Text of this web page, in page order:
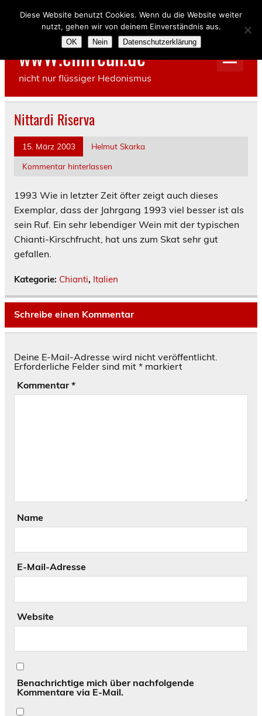
wwW.einfreun.de
nicht nur flüssiger Hedonismus
Nittardi Riserva
15. März 2003
Helmut Skarka
Kommentar hinterlassen
1993 Wie in letzter Zeit öfter zeigt auch dieses
Exemplar, dass der Jahrgang 1993 viel besser ist als
sein Ruf. Ein sehr lebendiger Wein mit der typischen
Chianti-Kirschfrucht, hat uns zum Skat sehr gut
gefallen.
Kategorie: Chianti, Italien
Schreibe einen Kommentar
Deine E-Mail-Adresse wird nicht veröffentlicht.
Erforderliche Felder sind mit * markiert
Kommentar*
Name
E-Mail-Adresse
Website
Benachrichtige mich über nachfolgende
Kommentare via E-Mail.
Diese Website benutzt Cookies. Wenn du die Website weiter
nutzt, gehen wir von deinem Einverständnis aus.
OK Nein Datenschutzerklärung